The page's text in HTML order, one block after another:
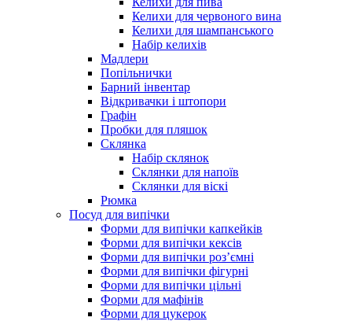
Келихи для червоного вина
Келихи для шампанського
Набір келихів
Мадлери
Попільнички
Барний інвентар
Відкривачки і штопори
Графін
Пробки для пляшок
Склянка
Набір склянок
Склянки для напоїв
Склянки для віскі
Рюмка
Посуд для випічки
Форми для випічки капкейків
Форми для випічки кексів
Форми для випічки роз’ємні
Форми для випічки фігурні
Форми для випічки цільні
Форми для мафінів
Форми для цукерок